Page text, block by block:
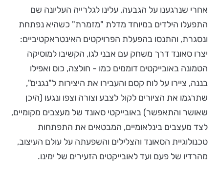
אחרי שנרגענו על הגבעה, עלינו לגלרייה העליונה שם
התפעלו הילדים במיוחד מדלת "מזמרת" כשהיא נפתחת
ונסגרת, והתנסו בהפעלת הפרויקטים האינטראקטיביים:
יצרו סאונד דרך משחק עם אבני לגו, הקשיבו למוסיקה
הטמונה באובייקטים דוממים כמו - חולצה, כוס ואפילו
בננה, ציירו על לוח קסם והעבירו את היצירות ל"נגנים",
שתרגמו את הציורים לקול לצבע וצורה וצפו ונגעו (היכן
שאושר והתאפשר) באובייקטי סאונד של מעצבים מקומיים,
לצד מעצבים בינלאומיים, המבטאים את התפתחות
טכנולוגיית הסאונד והצלילים והשפעתה על עולם העיצוב,
מהרדיו של פעם ועד לאובייקטים הזעירים של ימינו.